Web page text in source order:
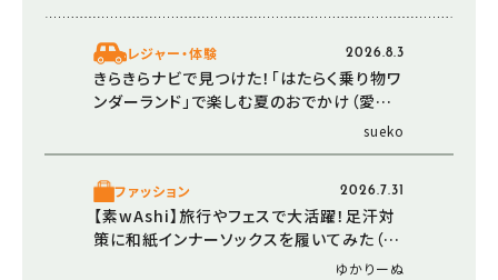
レジャー・体験 2026.8.3
きらきらナビで見つけた！「はたらく乗り物ワ
ンダーランド」で楽しむ夏のおでかけ（愛媛/
sueko
ファッション 2026.7.31
【素wAshi】旅行やフェスで大活躍！足汗対
策に和紙インナーソックスを履いてみた（愛
ゆかりーぬ